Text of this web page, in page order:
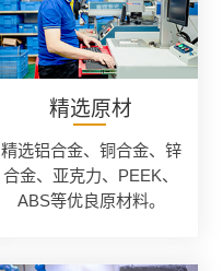
精选原材
精选铝合金、铜合金、锌
合金、亚克力、PEEK、
ABS等优良原材料。